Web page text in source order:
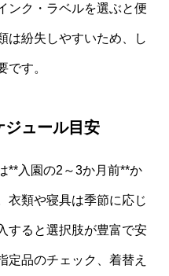
ンク・ラベルを選ぶと便
は紛失しやすいため、し
です。
ジュール目安
**入園の2～3か月前**か
衣類や寝具は季節に応じ
すると選択肢が豊富で安
定品のチェック、着替え